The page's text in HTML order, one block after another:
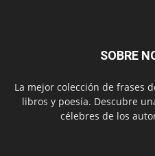
SOBRE
La mejor colección de frases
libros y poesía. Descubre
célebres de los